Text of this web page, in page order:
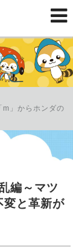
ページです。
m」からホンダの
編～マツ
変と革新が